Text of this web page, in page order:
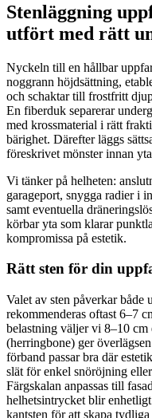
Stenläggning
utfört med rätt
Nyckeln till en hållbar
noggrann höjdsättning,
och schaktar till frostfritt
En fiberduk separerar
med krossmaterial i rätt
bärighet. Därefter läggs
föreskrivet mönster innan
Vi tänker på helheten:
garageport, snygga radier i
samt eventuella
körbar yta som klarar
kompromissa på estetik.
Rätt sten för din
Valet av sten påverkar både
rekommenderas oftast 6–7
belastning väljer vi 8–10
(herringbone) ger
förband passar bra där
slät för enkel snöröjning
Färgskalan anpassas till
helhetsintrycket blir
kantsten för att skapa